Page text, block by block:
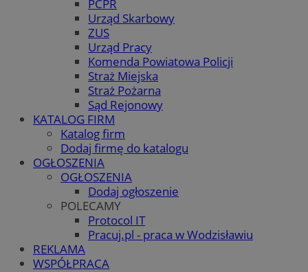
PCPR
Urząd Skarbowy
ZUS
Urząd Pracy
Komenda Powiatowa Policji
Straż Miejska
Straż Pożarna
Sąd Rejonowy
KATALOG FIRM
Katalog firm
Dodaj firmę do katalogu
OGŁOSZENIA
OGŁOSZENIA
Dodaj ogłoszenie
POLECAMY
Protocol IT
Pracuj.pl - praca w Wodzisławiu
REKLAMA
WSPÓŁPRACA